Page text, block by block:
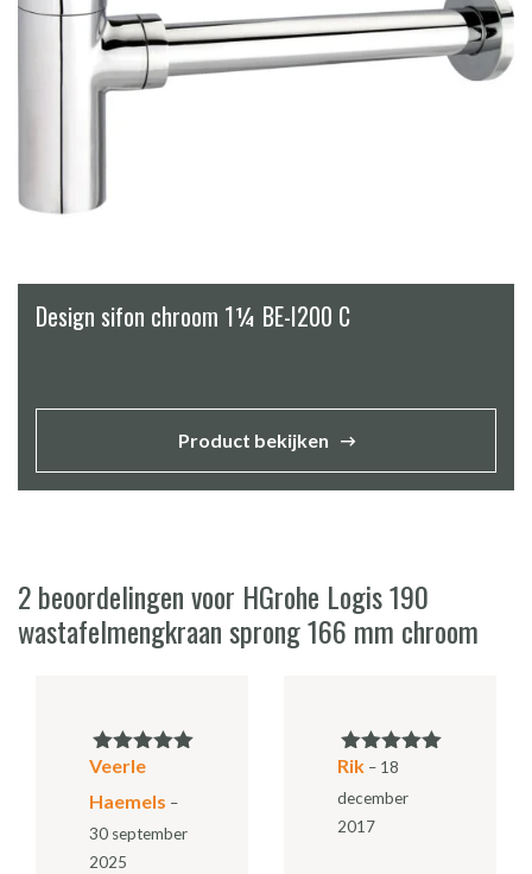
Design sifon chroom 1¼ BE-I200 C
Product bekijken
2 beoordelingen voor HGrohe Logis 190
wastafelmengkraan sprong 166 mm chroom
Gewaardeerd
Veerle
Haemels –
30 september
2025
Gewaardeerd
Rik – 18
december
2017